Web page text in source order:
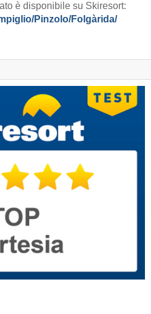
è disponibile su Skiresort:
​Pinzolo/​Folgàrida/​